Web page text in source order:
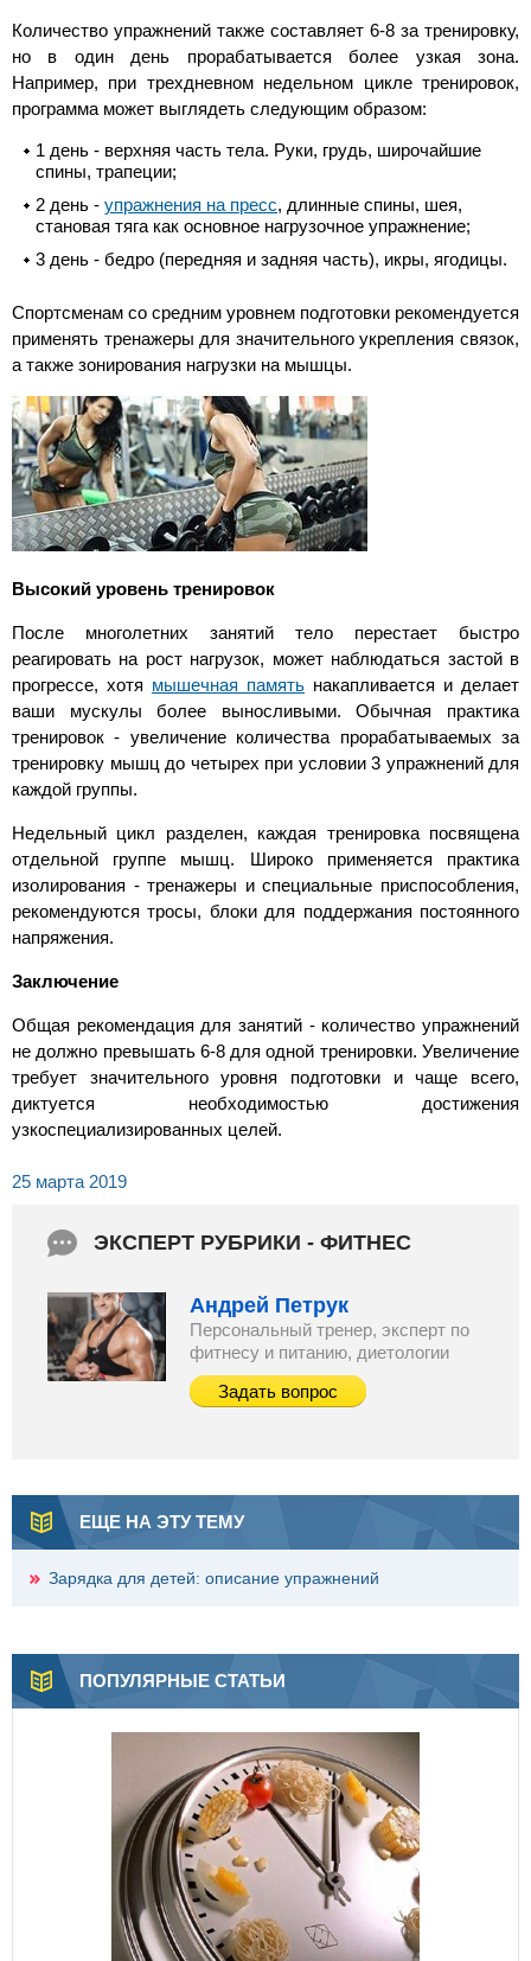
Количество упражнений также составляет 6-8 за тренировку,
но в один день прорабатывается более узкая зона.
Например, при трехдневном недельном цикле тренировок,
программа может выглядеть следующим образом:
1 день - верхняя часть тела. Руки, грудь, широчайшие
спины, трапеции;
2 день - упражнения на пресс, длинные спины, шея,
становая тяга как основное нагрузочное упражнение;
3 день - бедро (передняя и задняя часть), икры, ягодицы.
Спортсменам со средним уровнем подготовки рекомендуется
применять тренажеры для значительного укрепления связок,
а также зонирования нагрузки на мышцы.
Высокий уровень тренировок
После многолетних занятий тело перестает быстро
реагировать на рост нагрузок, может наблюдаться застой в
прогрессе, хотя мышечная память накапливается и делает
ваши мускулы более выносливыми. Обычная практика
тренировок - увеличение количества прорабатываемых за
тренировку мышц до четырех при условии 3 упражнений для
каждой группы.
Недельный цикл разделен, каждая тренировка посвящена
отдельной группе мышц. Широко применяется практика
изолирования - тренажеры и специальные приспособления,
рекомендуются тросы, блоки для поддержания постоянного
напряжения.
Заключение
Общая рекомендация для занятий - количество упражнений
не должно превышать 6-8 для одной тренировки. Увеличение
требует значительного уровня подготовки и чаще всего,
диктуется необходимостью достижения
узкоспециализированных целей.
25 марта 2019
ЭКСПЕРТ РУБРИКИ - ФИТНЕС
Андрей Петрук
Персональный тренер, эксперт по
фитнесу и питанию, диетологии
Задать вопрос
ЕЩЕ НА ЭТУ ТЕМУ
Зарядка для детей: описание упражнений
ПОПУЛЯРНЫЕ СТАТЬИ